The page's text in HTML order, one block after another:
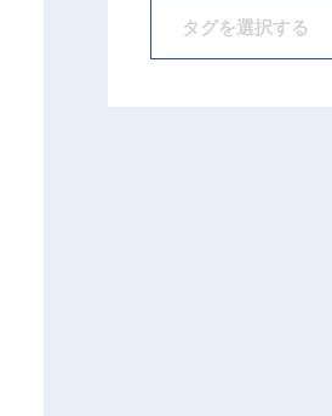
タグを選択する